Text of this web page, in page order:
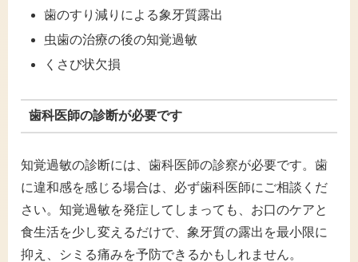
歯のすり減りによる象牙質露出
虫歯の治療の後の知覚過敏
くさび状欠損
歯科医師の診断が必要です
知覚過敏の診断には、歯科医師の診察が必要です。歯
に違和感を感じる場合は、必ず歯科医師にご相談くだ
さい。知覚過敏を発症してしまっても、お口のケアと
食生活を少し変えるだけで、象牙質の露出を最小限に
抑え、シミる痛みを予防できるかもしれません。